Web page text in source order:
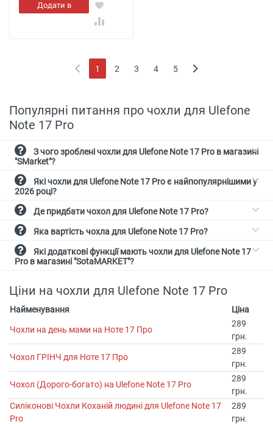
Додати в
кошик
1
(current)
2 3 4 5
Популярні питання про чохли для Ulefone
Note 17 Pro
"SMarket"?
2026 році?
Де придбати чохол для Ulefone Note 17 Pro?
Яка вартість чохла для Ulefone Note 17 Pro?
Pro в магазині "SotaMARKET"?
Ціни на чохли для Ulefone Note 17 Pro
Найменування Ціна
Чохли на день мами на Ноте 17 Про
289
грн.
Чохол ГРІНЧ для Ноте 17 Про
289
грн.
Чохол (Дорого-богато) на Ulefone Note 17 Pro
289
грн.
Силіконові Чохли Коханій людині для Ulefone Note 17
Pro
289
грн.